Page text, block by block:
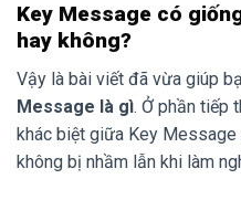
Key Message có
hay không?
Vậy là bài viết đã vừa giúp
Message là gì. Ở phần tiếp
khác biệt giữa Key
không bị nhầm lẫn khi làm